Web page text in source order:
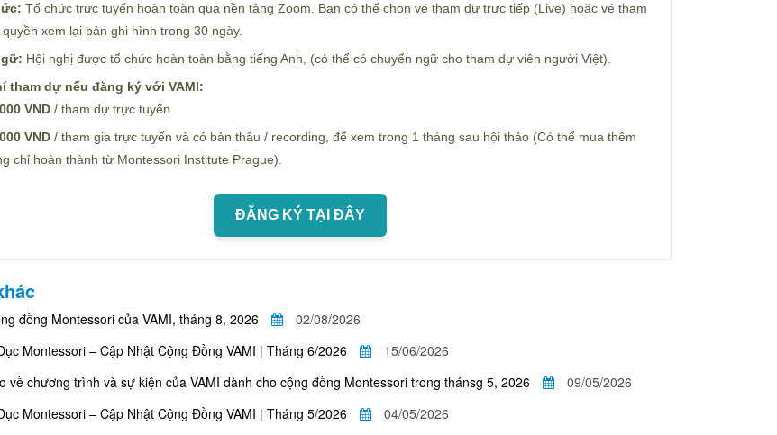
Tổ chức trực tuyến hoàn toàn qua nền tảng Zoom. Bạn có thể chọn vé tham dự trực tiếp (Live) hoặc vé tham
xem lại bản ghi hình trong 30 ngày.
Hội nghị được tổ chức hoàn toàn bằng tiếng Anh, (có thể có chuyển ngữ cho tham dự viên người Việt).
tham dự nếu đăng ký với VAMI:
VND / tham dự trực tuyến
VND / tham gia trực tuyến và có bản thâu / recording, để xem trong 1 tháng sau hội thảo (Có thể mua thêm
chỉ hoàn thành từ Montessori Institute Prague).
ĐĂNG KÝ TẠI ĐÂY
đồng Montessori của VAMI, tháng 8, 2026
02/08/2026
Montessori – Cập Nhật Cộng Đồng VAMI | Tháng 6/2026
15/06/2026
về chương trình và sự kiện của VAMI dành cho cộng đồng Montessori trong thánsg 5, 2026
09/05/2026
Montessori – Cập Nhật Cộng Đồng VAMI | Tháng 5/2026
04/05/2026